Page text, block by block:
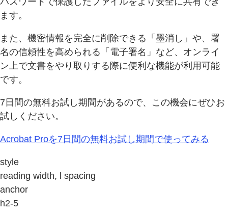
ます。
また、機密情報を完全に削除できる「墨消し」や、署
名の信頼性を高められる「電子署名」など、オンライ
ン上で文書をやり取りする際に便利な機能が利用可能
です。
7日間の無料お試し期間があるので、この機会にぜひお
試しください。
Acrobat Proを7日間の無料お試し期間で使ってみる
style
reading width, l spacing
anchor
h2-5